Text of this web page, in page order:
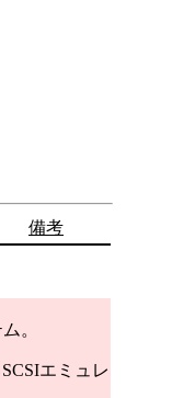
備考
。
エミュレ